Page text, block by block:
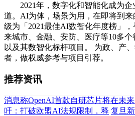
2021年，数字化和智能化成为企
道。AI为体，场景为用，在即将到
级为「2021最佳AI数智化年度榜」
来城市、金融、安防、医疗等10多个
以及其数智化标杆项目。 为政、产
者，做权威参考与项目引荐。
推荐资讯
消息称OpenAI首款自研芯片将在未来
吁：打破欧盟AI法规限制，释 复旦